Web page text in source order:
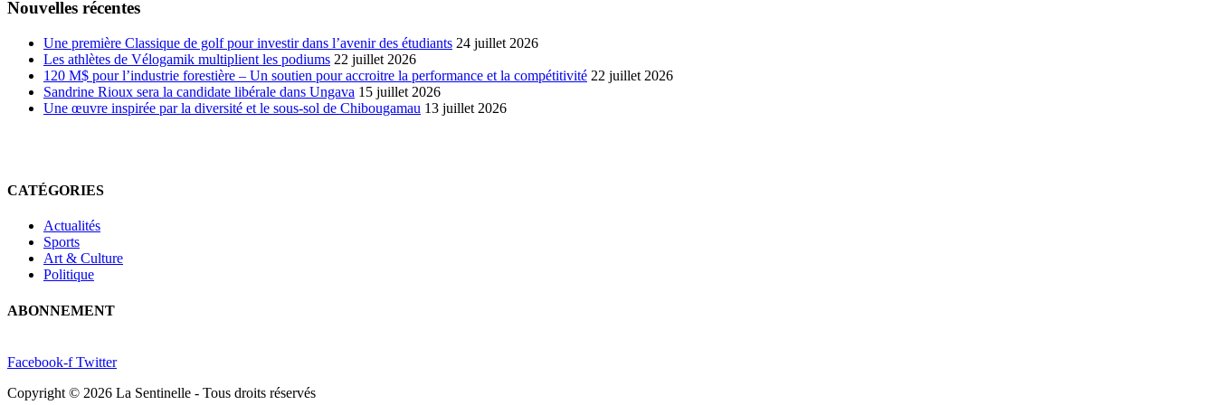
Nouvelles récentes
Une première Classique de golf pour investir dans l’avenir des étudiants 24 juillet 2026
Les athlètes de Vélogamik multiplient les podiums 22 juillet 2026
120 M$ pour l’industrie forestière – Un soutien pour accroitre la performance et la compétitivité 22 juillet 2026
Sandrine Rioux sera la candidate libérale dans Ungava 15 juillet 2026
Une œuvre inspirée par la diversité et le sous-sol de Chibougamau 13 juillet 2026
CATÉGORIES
Actualités
Sports
Art & Culture
Politique
ABONNEMENT
Facebook-f Twitter
Copyright © 2026 La Sentinelle - Tous droits réservés